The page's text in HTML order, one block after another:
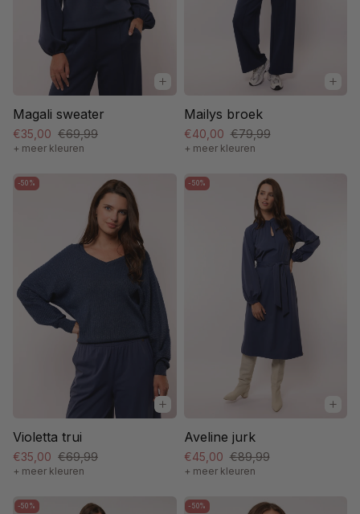
Magali sweater
€35,00 €69,99
+ meer kleuren
Mailys broek
€40,00 €79,99
+ meer kleuren
-50%
Violetta trui
€35,00 €69,99
+ meer kleuren
-50%
Aveline jurk
€45,00 €89,99
+ meer kleuren
-50% -50%